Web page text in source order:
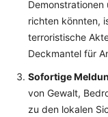
richten könnten,
terroristische
Deckmantel für
Sofortige
von Gewalt,
zu den lokalen